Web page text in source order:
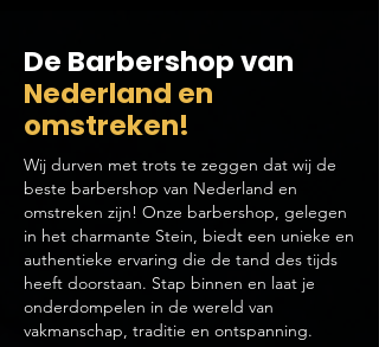
De Barbershop van
Nederland en
omstreken!
Wij durven met trots te zeggen dat wij de
beste barbershop van Nederland en
omstreken zijn! Onze barbershop, gelegen
in het charmante Stein, biedt een unieke en
authentieke ervaring die de tand des tijds
heeft doorstaan. Stap binnen en laat je
onderdompelen in de wereld van
vakmanschap, traditie en ontspanning.